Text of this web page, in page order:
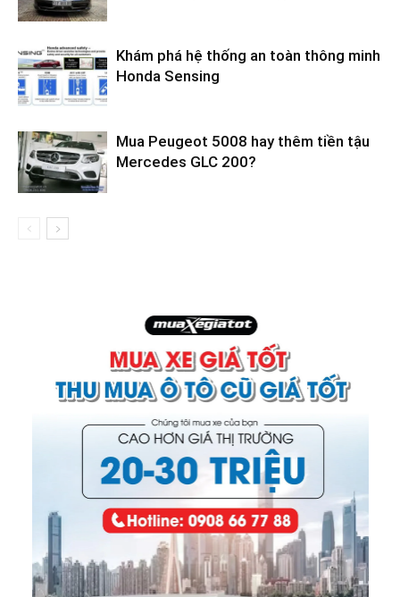
Khám phá hệ thống an toàn thông minh
Honda Sensing
Mua Peugeot 5008 hay thêm tiền tậu
Mercedes GLC 200?